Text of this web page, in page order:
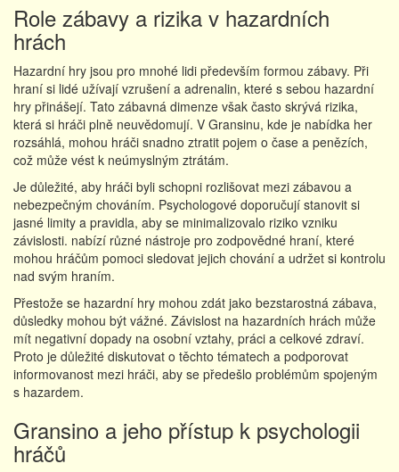
Role zábavy a rizika v hazardních
hrách
Hazardní hry jsou pro mnohé lidi především formou zábavy. Při
hraní si lidé užívají vzrušení a adrenalin, které s sebou hazardní
hry přinášejí. Tato zábavná dimenze však často skrývá rizika,
která si hráči plně neuvědomují. V Gransinu, kde je nabídka her
rozsáhlá, mohou hráči snadno ztratit pojem o čase a penězích,
což může vést k neúmyslným ztrátám.
Je důležité, aby hráči byli schopni rozlišovat mezi zábavou a
nebezpečným chováním. Psychologové doporučují stanovit si
jasné limity a pravidla, aby se minimalizovalo riziko vzniku
závislosti. nabízí různé nástroje pro zodpovědné hraní, které
mohou hráčům pomoci sledovat jejich chování a udržet si kontrolu
nad svým hraním.
Přestože se hazardní hry mohou zdát jako bezstarostná zábava,
důsledky mohou být vážné. Závislost na hazardních hrách může
mít negativní dopady na osobní vztahy, práci a celkové zdraví.
Proto je důležité diskutovat o těchto tématech a podporovat
informovanost mezi hráči, aby se předešlo problémům spojeným
s hazardem.
Gransino a jeho přístup k psychologii
hráčů